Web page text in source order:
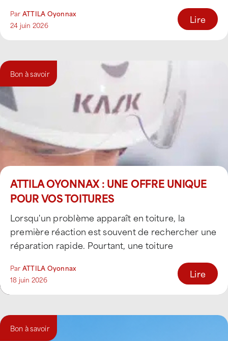
Par ATTILA Oyonnax
24 juin 2026
Lire
Bon à savoir
ATTILA OYONNAX : UNE OFFRE UNIQUE
POUR VOS TOITURES
Lorsqu'un problème apparaît en toiture, la
première réaction est souvent de rechercher une
réparation rapide. Pourtant, une toiture
Par ATTILA Oyonnax
18 juin 2026
Lire
Bon à savoir